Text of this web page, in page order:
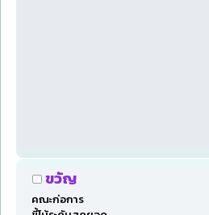
ขวัญ
คณะก่อการ